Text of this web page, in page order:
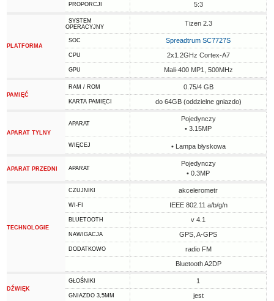
PROPORCJI 5:3
PLATFORMA
SYSTEM
OPERACYJNY
Tizen 2.3
SOC Spreadtrum SC7727S
CPU 2x1.2GHz Cortex-A7
GPU Mali-400 MP1, 500MHz
PAMIĘĆ
RAM / ROM 0.75/4 GB
KARTA PAMIĘCI do 64GB (oddzielne gniazdo)
APARAT TYLNY
APARAT
Pojedynczy
• 3.15MP
WIĘCEJ • Lampa błyskowa
APARAT PRZEDNI APARAT
Pojedynczy
• 0.3MP
TECHNOLOGIE
CZUJNIKI akcelerometr
WI-FI IEEE 802.11 a/b/g/n
BLUETOOTH v 4.1
NAWIGACJA GPS, A-GPS
DODATKOWO
radio FM
Bluetooth A2DP
DŹWIĘK
GŁOŚNIKI 1
GNIAZDO 3,5MM jest